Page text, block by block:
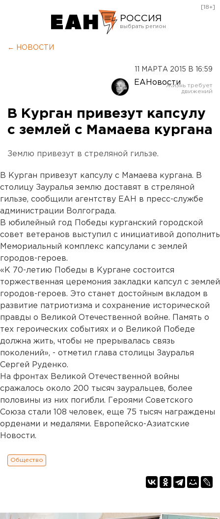
РОССИЯ
Оренбург
[18+]
← НОВОСТИ
11 МАРТА 2015 В 16:59
ЕАНовости
В Курган привезут капсулу
с землей с Мамаева кургана
Землю привезут в стреляной гильзе.
В Курган привезут капсулу с Мамаева кургана. В
столицу Зауралья землю доставят в стреляной
гильзе, сообщили агентству ЕАН в пресс-службе
администрации Волгограда.
В юбилейный год Победы курганский городской
совет ветеранов выступил с инициативой дополнить
Мемориальный комплекс капсулами с землей
городов-героев.
«К 70-летию Победы в Кургане состоится
торжественная церемония закладки капсул с землей
городов-героев. Это станет достойным вкладом в
развитие патриотизма и сохранение исторической
правды о Великой Отечественной войне. Память о
тех героических событиях и о Великой Победе
должна жить, чтобы не прерывалась связь
поколений», - отметил глава столицы Зауралья
Сергей Руденко.
На фронтах Великой Отечественной войны
сражалось около 200 тысяч зауральцев, более
половины из них погибли. Героями Советского
Союза стали 108 человек, еще 75 тысяч награждены
орденами и медалями. Европейско-Азиатские
Новости.
Общество